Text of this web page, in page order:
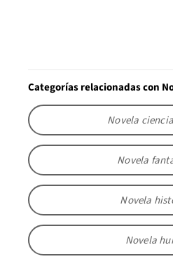
Categorías relacionadas con
Novela
Novela
Novela
Novela